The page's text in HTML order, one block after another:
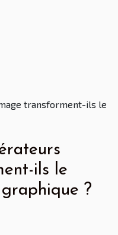
transforment-ils le
ils le
?